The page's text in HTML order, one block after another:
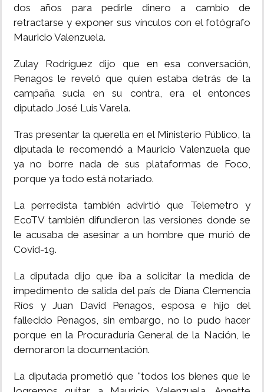
dos años para pedirle dinero a cambio de
retractarse y exponer sus vínculos con el fotógrafo
Mauricio Valenzuela.
Zulay Rodríguez dijo que en esa conversación,
Penagos le reveló que quien estaba detrás de la
campaña sucia en su contra, era el entonces
diputado José Luis Varela.
Tras presentar la querella en el Ministerio Público, la
diputada le recomendó a Mauricio Valenzuela que
ya no borre nada de sus plataformas de Foco,
porque ya todo está notariado.
La perredista también advirtió que Telemetro y
EcoTV también difundieron las versiones donde se
le acusaba de asesinar a un hombre que murió de
Covid-19.
La diputada dijo que iba a solicitar la medida de
impedimento de salida del país de Diana Clemencia
Ríos y Juan David Penagos, esposa e hijo del
fallecido Penagos, sin embargo, no lo pudo hacer
porque en la Procuraduría General de la Nación, le
demoraron la documentación.
La diputada prometió que "todos los bienes que le